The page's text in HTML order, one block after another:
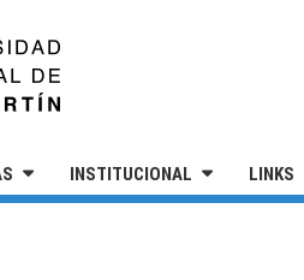
INSTITUCIONAL LINKS